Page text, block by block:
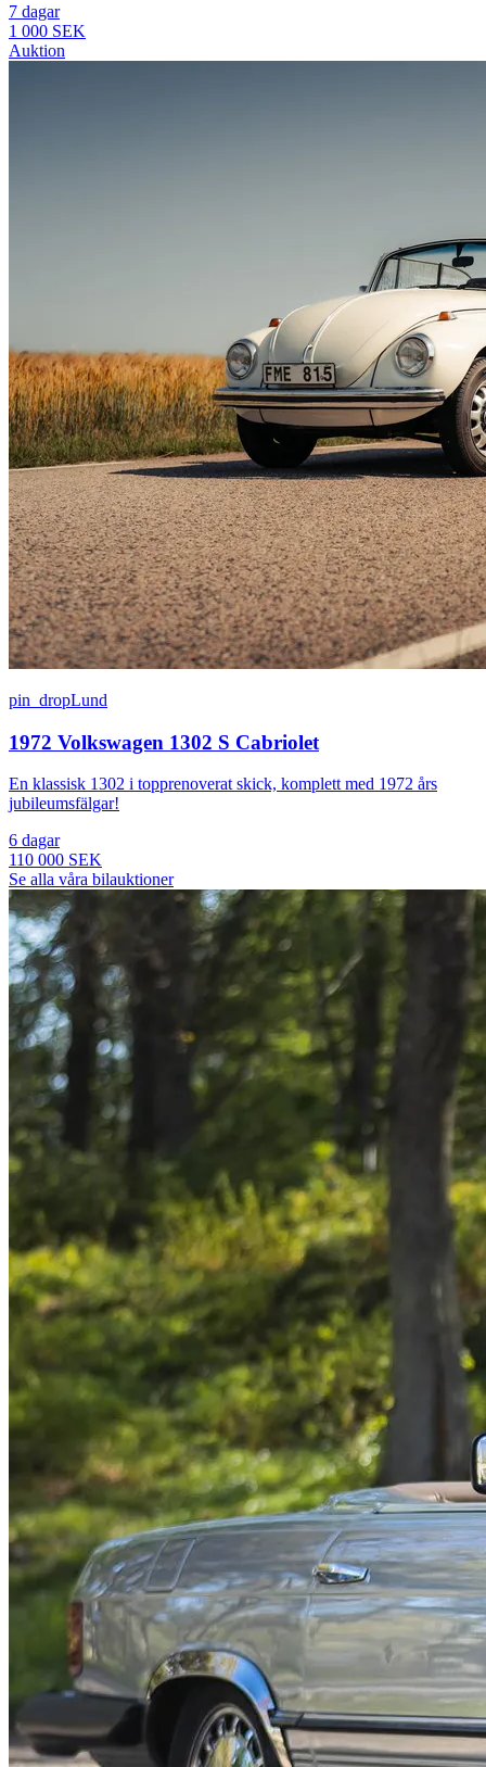
7 dagar
1 000 SEK
Auktion
pin_dropLund
1972 Volkswagen 1302 S Cabriolet
En klassisk 1302 i topprenoverat skick, komplett med 1972 års
jubileumsfälgar!
6 dagar
110 000 SEK
Se alla våra bilauktioner